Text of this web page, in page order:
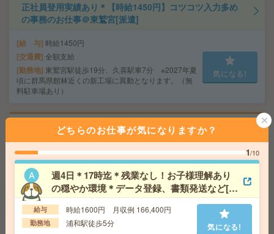
正社員登用実績あり＊【時給1450円】コツコツ入力多め
の事務のお仕事＠東鷲宮[派遣]
給 与 時給1450円
交通費 全額支給
勤務地 東鷲宮駅徒歩19分、久喜駅車7分 ※2027年夏
頃に群馬県館林近くの新工場に異動となります。（無
料駐車場あり）
気になる!
1750円＊【図書館や博物館が好きなかたへ】本に囲まれ
てお仕事＊事務[派遣]
給 与 時給1750円 月収例 245,000円
交通費 全額支給
勤務地 東所沢駅徒歩10分、所沢駅民間バス12分
気になる!
【週3～4日×16時まで】未経験OK！ほぼ残業なし＊こつ
どちらのお仕事が気になりますか？
1/10
週4日＊17時迄＊残業なし！お子様理解あり
の穏やか環境＊データ登録、書類発送など[派
遣]
給与 時給1600円 月収例 166,400円
勤務地 浦和駅徒歩5分 気になる!